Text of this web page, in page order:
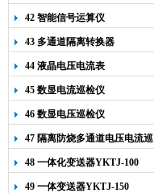
42 智能信号运算仪
43 多通道隔离转换器
44 液晶电压电流表
45 数显电流巡检仪
46 数显电压巡检仪
47 隔离防烧多通道电压电流巡
检仪
48 一体化变送器YKTJ-100
49 一体变送器YKTJ-150